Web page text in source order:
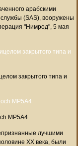
арабскими
(SAS), вооружены
"Нимрод", 5 мая
закрытого типа и
MP5A4
лучшими
XX века, были